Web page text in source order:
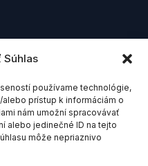
Súhlas
používame technológie,
prístup k informáciám o
nám umožní spracovávať
alebo jedinečné ID na tejto
môže nepriaznivo